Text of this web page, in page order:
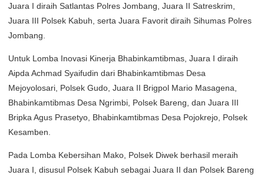
Juara I diraih Satlantas Polres Jombang, Juara II Satreskrim,
Juara III Polsek Kabuh, serta Juara Favorit diraih Sihumas Polres
Jombang.
Untuk Lomba Inovasi Kinerja Bhabinkamtibmas, Juara I diraih
Aipda Achmad Syaifudin dari Bhabinkamtibmas Desa
Mejoyolosari, Polsek Gudo, Juara II Brigpol Mario Masagena,
Bhabinkamtibmas Desa Ngrimbi, Polsek Bareng, dan Juara III
Bripka Agus Prasetyo, Bhabinkamtibmas Desa Pojokrejo, Polsek
Kesamben.
Pada Lomba Kebersihan Mako, Polsek Diwek berhasil meraih
Juara I, disusul Polsek Kabuh sebagai Juara II dan Polsek Bareng